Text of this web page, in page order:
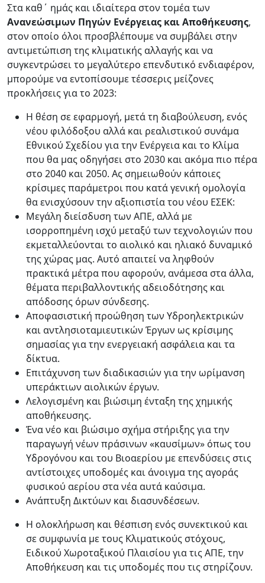
Στα καθ΄ ημάς και ιδιαίτερα στον τομέα των
Ανανεώσιμων Πηγών Ενέργειας και Αποθήκευσης,
στον οποίο όλοι προσβλέπουμε να συμβάλει στην
αντιμετώπιση της κλιματικής αλλαγής και να
συγκεντρώσει το μεγαλύτερο επενδυτικό ενδιαφέρον,
μπορούμε να εντοπίσουμε τέσσερις μείζονες
προκλήσεις για το 2023:
Η θέση σε εφαρμογή, μετά τη διαβούλευση, ενός
νέου φιλόδοξου αλλά και ρεαλιστικού συνάμα
Εθνικού Σχεδίου για την Ενέργεια και το Κλίμα
που θα μας οδηγήσει στο 2030 και ακόμα πιο πέρα
στο 2040 και 2050. Ας σημειωθούν κάποιες
κρίσιμες παράμετροι που κατά γενική ομολογία
θα ενισχύσουν την αξιοπιστία του νέου ΕΣΕΚ:
Μεγάλη διείσδυση των ΑΠΕ, αλλά με
ισορροπημένη ισχύ μεταξύ των τεχνολογιών που
εκμεταλλεύονται το αιολικό και ηλιακό δυναμικό
της χώρας μας. Αυτό απαιτεί να ληφθούν
πρακτικά μέτρα που αφορούν, ανάμεσα στα άλλα,
θέματα περιβαλλοντικής αδειοδότησης και
απόδοσης όρων σύνδεσης.
Αποφασιστική προώθηση των Υδροηλεκτρικών
και αντλησιοταμιευτικών Έργων ως κρίσιμης
σημασίας για την ενεργειακή ασφάλεια και τα
δίκτυα.
Επιτάχυνση των διαδικασιών για την ωρίμανση
υπεράκτιων αιολικών έργων.
Λελογισμένη και βιώσιμη ένταξη της χημικής
αποθήκευσης.
Ένα νέο και βιώσιμο σχήμα στήριξης για την
παραγωγή νέων πράσινων «καυσίμων» όπως του
Υδρογόνου και του Βιοαερίου με επενδύσεις στις
αντίστοιχες υποδομές και άνοιγμα της αγοράς
φυσικού αερίου στα νέα αυτά καύσιμα.
Ανάπτυξη Δικτύων και διασυνδέσεων.
Η ολοκλήρωση και θέσπιση ενός συνεκτικού και
σε συμφωνία με τους Κλιματικούς στόχους,
Ειδικού Χωροταξικού Πλαισίου για τις ΑΠΕ, την
Αποθήκευση και τις υποδομές που τις στηρίζουν.